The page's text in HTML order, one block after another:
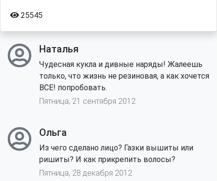
25545
Наталья
Чудесная кукла и дивные наряды! Жалеешь
только, что жизнь не резиновая, а как хочется
ВСЕ! попробовать.
Пятница, 21 сентября 2012
Ольга
Из чего сделано лицо? Газки вышиты или
ришиты? И как прикрепить волосы?
Пятница, 28 декабря 2012